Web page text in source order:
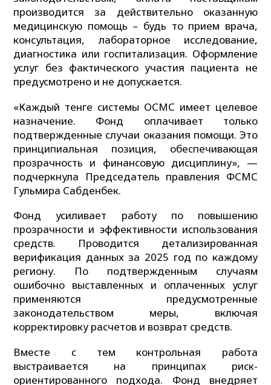
производится за действительно оказанную
медицинскую помощь – будь то прием врача,
консультация, лабораторное исследование,
диагностика или госпитализация. Оформление
услуг без фактического участия пациента не
предусмотрено и не допускается.
«Каждый тенге системы ОСМС имеет целевое
назначение. Фонд оплачивает только
подтвержденные случаи оказания помощи. Это
принципиальная позиция, обеспечивающая
прозрачность и финансовую дисциплину», —
подчеркнула Председатель правления ФСМС
Гульмира Сабденбек.
Фонд усиливает работу по повышению
прозрачности и эффективности использования
средств. Проводится детализированная
верификация данных за 2025 год по каждому
региону. По подтвержденным случаям
ошибочно выставленных и оплаченных услуг
применяются предусмотренные
законодательством меры, включая
корректировку расчетов и возврат средств.
Вместе с тем контрольная работа
выстраивается на принципах риск-
ориентированного подхода. Фонд внедряет